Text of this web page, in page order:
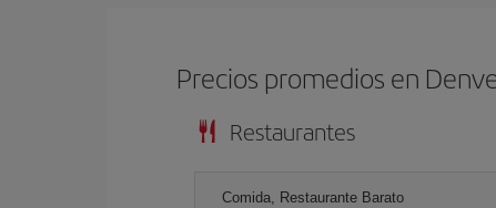
Precios promedios en
Restaurantes
Comida, Restaurante Barato